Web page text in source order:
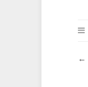
←